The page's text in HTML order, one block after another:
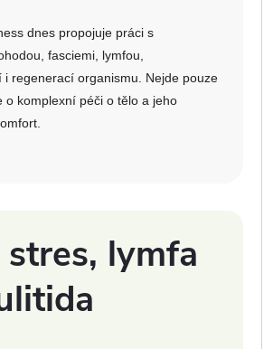
dnes propojuje práci s
fasciemi, lymfou,
i regenerací organismu. Nejde pouze
o komplexní péči o tělo a jeho
stres, lymfa